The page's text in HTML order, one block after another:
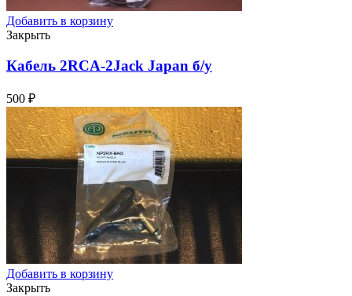
Добавить в корзину
Закрыть
Кабель 2RCA-2Jack Japan б/у
500 ₽
Добавить в корзину
Закрыть